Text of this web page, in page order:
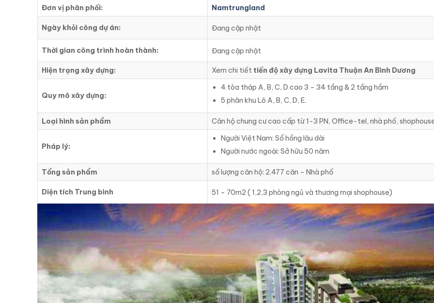
Đơn vị phân phối: Namtrungland
Ngày khỏi công dự án: Đang cập nhật
Thời gian công trình hoàn thành: Đang cập nhật
Hiện trạng xây dựng: Xem chi tiết tiến độ xây dựng Lavita Thuận An Bình Dương
Quy mô xây dựng:
4 tòa tháp A, B, C, D cao 3 – 34 tầng & 2 tầng hầm
5 phân khu Lô A, B, C, D, E.
Loại hình sản phẩm Căn hộ chung cư cao cấp từ 1-3 PN, Office-tel, nhà phố,
Pháp lý:
Người Việt Nam: Sổ hồng lâu dài
Người nước ngoài: Sở hữu 50 năm
Tổng sản phẩm số lượng căn hộ: 2.477 căn – Nhà phố
Diện tích Trung bình 51 – 70m2 ( 1,2,3 phòng ngủ và thương mại shophouse)